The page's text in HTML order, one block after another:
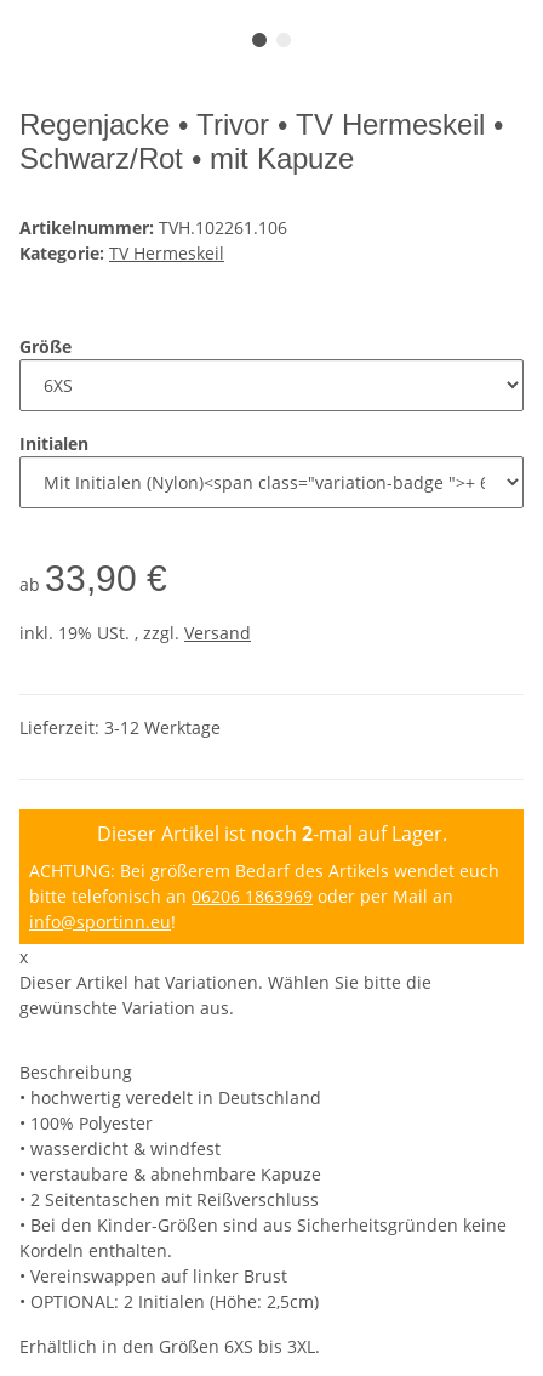
Regenjacke • Trivor • TV Hermeskeil •
Schwarz/Rot • mit Kapuze
Artikelnummer: TVH.102261.106
Kategorie: TV Hermeskeil
Größe
Initialen
ab 33,90 €
inkl. 19% USt. , zzgl. Versand
Lieferzeit: 3-12 Werktage
Dieser Artikel ist noch 2-mal auf Lager.
ACHTUNG: Bei größerem Bedarf des Artikels wendet euch
bitte telefonisch an 06206 1863969 oder per Mail an
info@sportinn.eu!
x
Dieser Artikel hat Variationen. Wählen Sie bitte die
gewünschte Variation aus.
Beschreibung
• hochwertig veredelt in Deutschland
• 100% Polyester
• wasserdicht & windfest
• verstaubare & abnehmbare Kapuze
• 2 Seitentaschen mit Reißverschluss
• Bei den Kinder-Größen sind aus Sicherheitsgründen keine
Kordeln enthalten.
• Vereinswappen auf linker Brust
• OPTIONAL: 2 Initialen (Höhe: 2,5cm)
Erhältlich in den Größen 6XS bis 3XL.